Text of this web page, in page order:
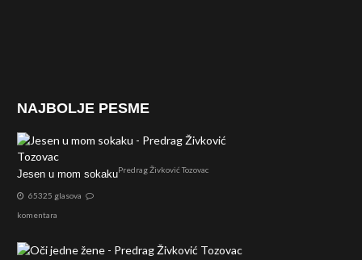
NAJBOLJE PESME
Jesen u mom sokakuPredrag Živković Tozovac
65325 glasova
komentara